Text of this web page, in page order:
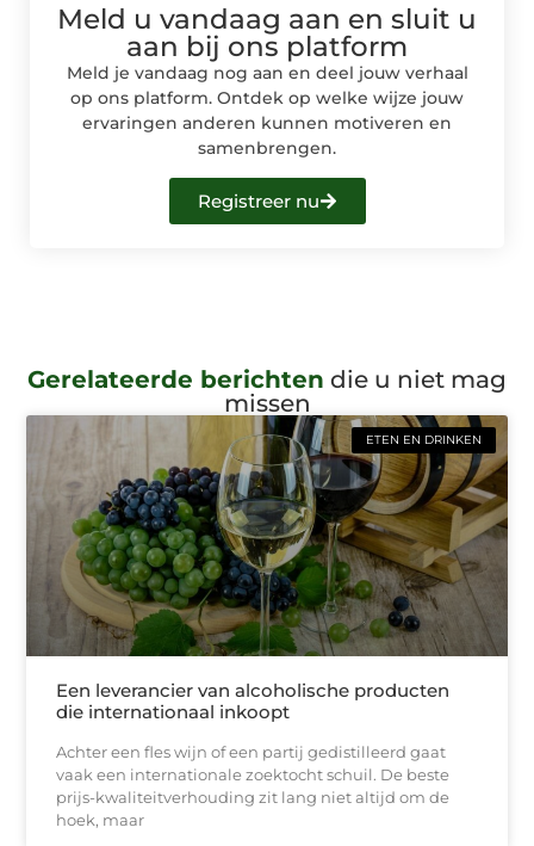
Meld u vandaag aan en sluit u
aan bij ons platform
Meld je vandaag nog aan en deel jouw verhaal
op ons platform. Ontdek op welke wijze jouw
ervaringen anderen kunnen motiveren en
samenbrengen.
Registreer nu
Gerelateerde berichten die u niet mag
missen
ETEN EN DRINKEN
Een leverancier van alcoholische producten
die internationaal inkoopt
Achter een fles wijn of een partij gedistilleerd gaat
vaak een internationale zoektocht schuil. De beste
prijs-kwaliteitverhouding zit lang niet altijd om de
hoek, maar